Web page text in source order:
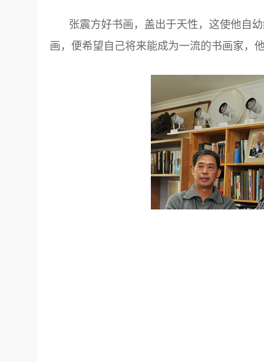
张震方好书画，盖出于天性，这使他自
画，便希望自己将来能成为一流的书画家，